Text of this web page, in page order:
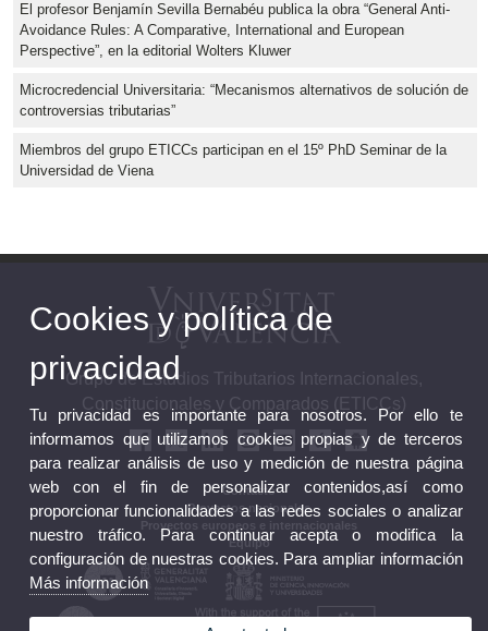
El profesor Benjamín Sevilla Bernabéu publica la obra “General Anti-
Avoidance Rules: A Comparative, International and European
Perspective”, en la editorial Wolters Kluwer
Microcredencial Universitaria: “Mecanismos alternativos de solución de
controversias tributarias”
Miembros del grupo ETICCs participan en el 15º PhD Seminar de la
Universidad de Viena
Grupo de Estudios Tributarios Internacionales,
Constitucionales y Comparados (ETICCs)
Contacto
Proyectos nacionales
Proyectos europeos e internacionales
Equipo
Cookies y política de
privacidad
Tu privacidad es importante para nosotros. Por ello te
informamos que utilizamos cookies propias y de terceros
para realizar análisis de uso y medición de nuestra página
web con el fin de personalizar contenidos,así como
proporcionar funcionalidades a las redes sociales o analizar
nuestro tráfico. Para continuar acepta o modifica la
configuración de nuestras cookies. Para ampliar información
Más información